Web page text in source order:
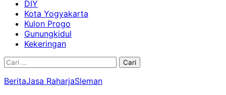
DIY
Kota Yogyakarta
Kulon Progo
Gunungkidul
Kekeringan
Cari
BeritaJasa RaharjaSleman